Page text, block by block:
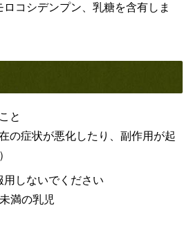
コシデンプン、乳糖を含有しま
と
の症状が悪化したり、副作用が起
用しないでください
満の乳児